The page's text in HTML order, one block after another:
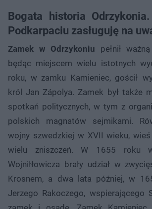
Bogata historia
Podkarpaciu zasługuję na
Zamek w Odrzykoniu pełnił
będąc miejscem wielu istotnych
roku, w zamku Kamieniec, gościł
król Jan Zápolya. Zamek był także
spotkań politycznych, w tym z
polskich magnatów sejmikami.
wojny szwedzkiej w XVII wieku,
wielu zniszczeń. W 1655 roku
Wojniłłowicza brały udział w
Krosnem, a dwa lata później, w
Jerzego Rakoczego, wspierającego